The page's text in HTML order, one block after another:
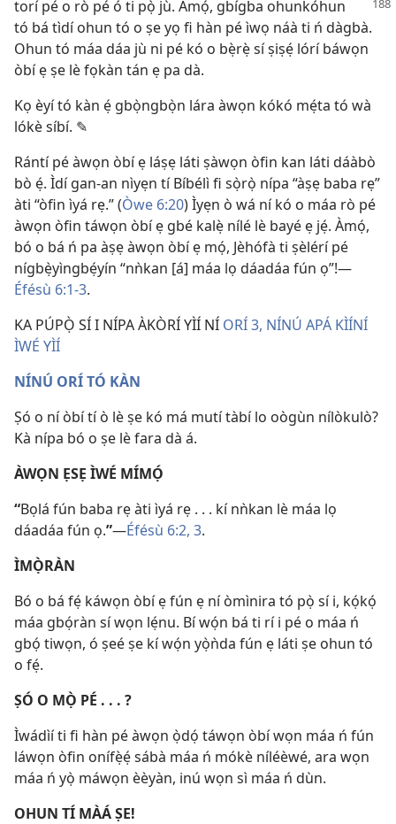
torí pé o rò pé ó ti pọ̀ jù. Àmọ́, gbígba ohunkóhun
tó bá tìdí ohun tó o ṣe yọ fi hàn pé ìwọ náà ti ń dàgbà.
Ohun tó máa dáa jù ni pé kó o bẹ̀rẹ̀ sí ṣiṣẹ́ lórí báwọn
òbí ẹ ṣe lè fọkàn tán ẹ pa dà.
Kọ èyí tó kàn ẹ́ gbọ̀ngbọ̀n lára àwọn kókó mẹ́ta tó wà
lókè síbí. ✎
Rántí pé àwọn òbí ẹ láṣẹ láti ṣàwọn òfin kan láti dáàbò
bò ẹ́. Ìdí gan-an nìyẹn tí Bíbélì fi sọ̀rọ̀ nípa “àṣẹ baba rẹ”
àti “òfin ìyá rẹ.” (Òwe 6:20) Ìyẹn ò wá ní kó o máa rò pé
àwọn òfin táwọn òbí ẹ gbé kalẹ̀ nílé lè bayé ẹ jẹ́. Àmọ́,
bó o bá ń pa àṣẹ àwọn òbí ẹ mọ́, Jèhófà ti ṣèlérí pé
nígbẹ̀yìngbẹ́yín “nǹkan [á] máa lọ dáadáa fún ọ”!—
Éfésù 6:1-3.
KA PÚPỌ̀ SÍ I NÍPA ÀKÒRÍ YÌÍ NÍ ORÍ 3, NÍNÚ APÁ KÌÍNÍ
ÌWÉ YÌÍ
NÍNÚ ORÍ TÓ KÀN
Ṣó o ní òbí tí ò lè ṣe kó má mutí tàbí lo oògùn nílòkulò?
Kà nípa bó o ṣe lè fara dà á.
ÀWỌN ẸSẸ ÌWÉ MÍMỌ́
“Bọlá fún baba rẹ àti ìyá rẹ . . . kí nǹkan lè máa lọ
dáadáa fún ọ.”—Éfésù 6:2, 3.
ÌMỌ̀RÀN
Bó o bá fẹ́ káwọn òbí ẹ fún ẹ ní òmìnira tó pọ̀ sí i, kọ́kọ́
máa gbọ́ràn sí wọn lẹ́nu. Bí wọ́n bá ti rí i pé o máa ń
gbọ́ tiwọn, ó ṣeé ṣe kí wọ́n yọ̀ǹda fún ẹ láti ṣe ohun tó
o fẹ́.
ṢÓ O MỌ̀ PÉ . . . ?
Ìwádìí ti fi hàn pé àwọn ọ̀dọ́ táwọn òbí wọn máa ń fún
láwọn òfin onífẹ̀ẹ́ sábà máa ń mókè níléèwé, ara wọn
máa ń yọ̀ máwọn èèyàn, inú wọn sì máa ń dùn.
OHUN TÍ MÀÁ ṢE!